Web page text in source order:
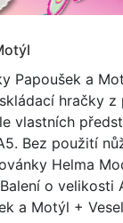
Papoušek a
hračky z
vlastních
Bez použití
Helma
o velikosti
a Motýl +